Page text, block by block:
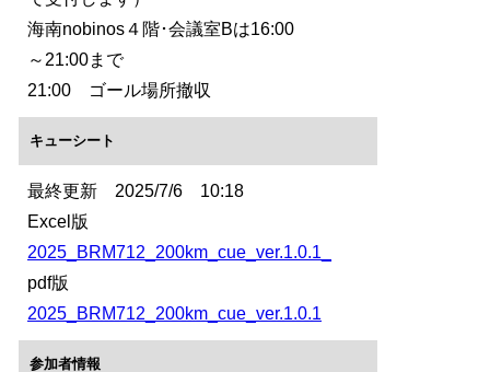
海南nobinos４階･会議室Bは16:00
～21:00まで
21:00 ゴール場所撤収
キューシート
最終更新 2025/7/6 10:18
Excel版
2025_BRM712_200km_cue_ver.1.0.1_
pdf版
2025_BRM712_200km_cue_ver.1.0.1
参加者情報